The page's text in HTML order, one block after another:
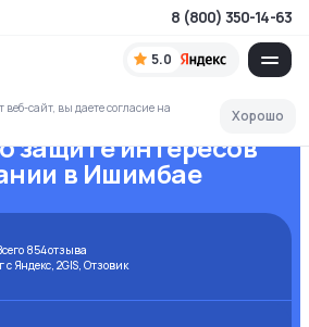
5.0
8 (800) 350-14-63
сайт, вы даете согласие на
Хорошо
защите интересов
в Ишимбае
854отзыва
Яндекс, 2GIS, Отзовик